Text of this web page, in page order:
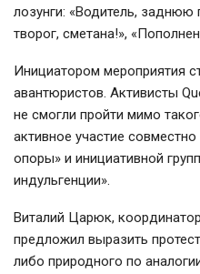
лозунги: «Водитель, заднюю
творог, сметана!»,
Инициатором мероприятия
авантюристов. Активисты
не смогли пройти мимо
активное участие
опоры» и инициативной
индульгенции».
Виталий Царюк,
предложил выразить
либо природного по